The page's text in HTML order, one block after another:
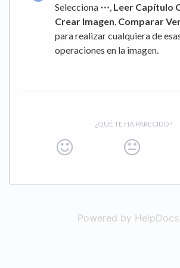
Selecciona ⋯ Leer Capítulo
Crear Imagen Comparar
para realizar cualquiera de
operaciones en la imagen.
¿QUÉ TE HA PARECIDO?
Powered by